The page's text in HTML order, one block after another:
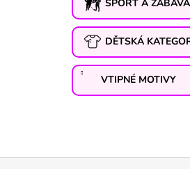
SPORT A ZÁBAVA
DĚTSKÁ
VTIPNÉ MOTIVY